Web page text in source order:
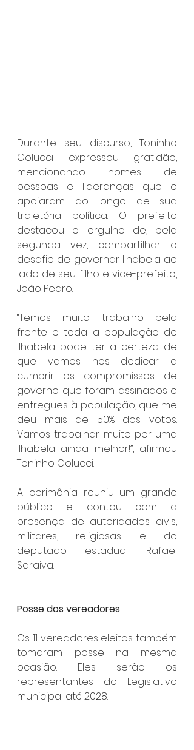
Durante seu discurso, Toninho
Colucci expressou gratidão,
mencionando nomes de
pessoas e lideranças que o
apoiaram ao longo de sua
trajetória política. O prefeito
destacou o orgulho de, pela
segunda vez, compartilhar o
desafio de governar Ilhabela ao
lado de seu filho e vice-prefeito,
João Pedro.
“Temos muito trabalho pela
frente e toda a população de
Ilhabela pode ter a certeza de
que vamos nos dedicar a
cumprir os compromissos de
governo que foram assinados e
entregues à população, que me
deu mais de 50% dos votos.
Vamos trabalhar muito por uma
Ilhabela ainda melhor!”, afirmou
Toninho Colucci.
A cerimônia reuniu um grande
público e contou com a
presença de autoridades civis,
militares, religiosas e do
deputado estadual Rafael
Saraiva.
Posse dos vereadores
Os 11 vereadores eleitos também
tomaram posse na mesma
ocasião. Eles serão os
representantes do Legislativo
municipal até 2028: